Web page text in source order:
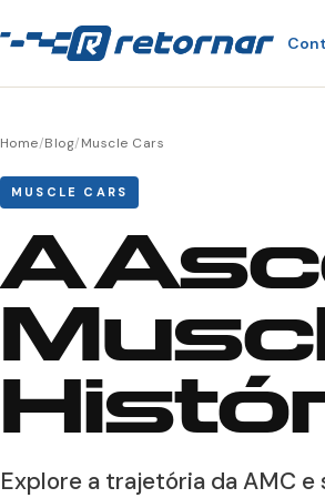
Home/Blog/Muscle Cars
MUSCLE CARS
A
Explore a trajetória da AMC e